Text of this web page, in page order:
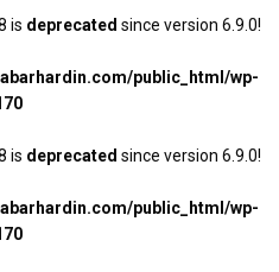
is deprecated since version 6.9.0!
public_html/wp-
is deprecated since version 6.9.0!
public_html/wp-